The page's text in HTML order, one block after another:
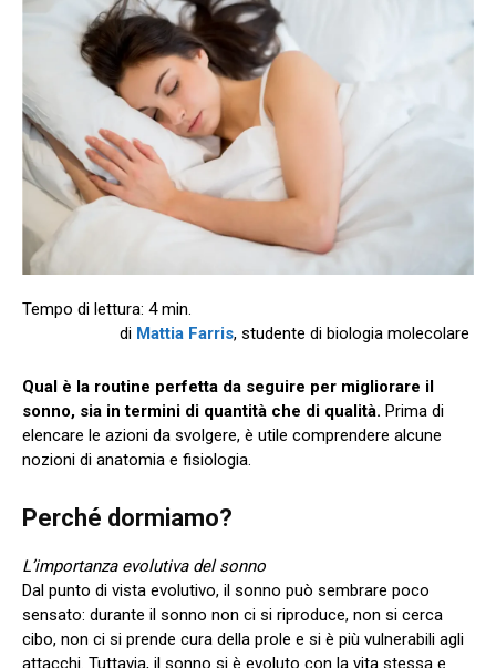
di Mattia Farris, studente di biologia molecolare
Qual è la routine perfetta da seguire per migliorare il
sonno, sia in termini di quantità che di qualità. Prima di
elencare le azioni da svolgere, è utile comprendere alcune
nozioni di anatomia e fisiologia.
Perché dormiamo?
L’importanza evolutiva del sonno
Dal punto di vista evolutivo, il sonno può sembrare poco
sensato: durante il sonno non ci si riproduce, non si cerca
cibo, non ci si prende cura della prole e si è più vulnerabili agli
attacchi. Tuttavia, il sonno si è evoluto con la vita stessa e